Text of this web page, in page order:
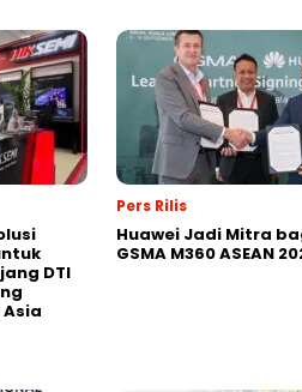
DTI
Pers Rilis
Huawei Jadi Mitra
GSMA M360 ASEAN